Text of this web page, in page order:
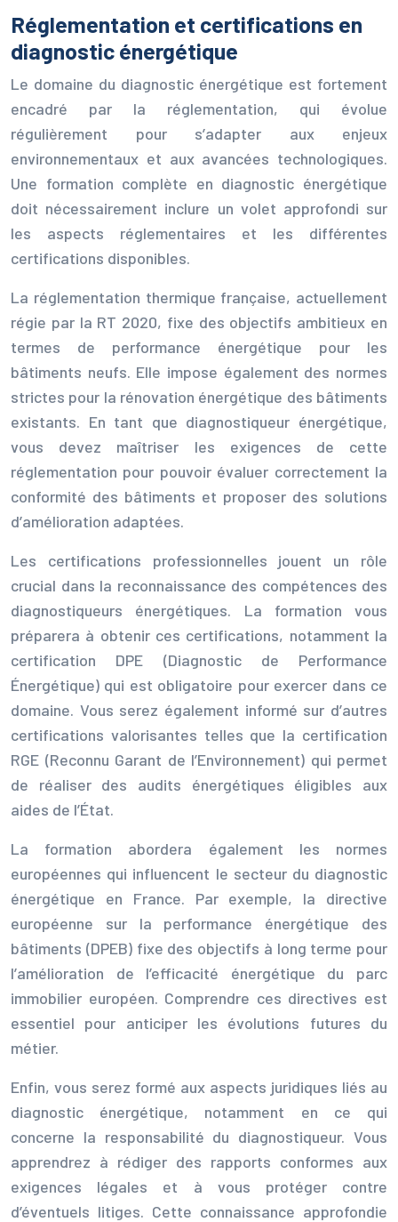
Réglementation et certifications en
diagnostic énergétique
Le domaine du diagnostic énergétique est fortement
encadré par la réglementation, qui évolue
régulièrement pour s’adapter aux enjeux
environnementaux et aux avancées technologiques.
Une formation complète en diagnostic énergétique
doit nécessairement inclure un volet approfondi sur
les aspects réglementaires et les différentes
certifications disponibles.
La réglementation thermique française, actuellement
régie par la RT 2020, fixe des objectifs ambitieux en
termes de performance énergétique pour les
bâtiments neufs. Elle impose également des normes
strictes pour la rénovation énergétique des bâtiments
existants. En tant que diagnostiqueur énergétique,
vous devez maîtriser les exigences de cette
réglementation pour pouvoir évaluer correctement la
conformité des bâtiments et proposer des solutions
d’amélioration adaptées.
Les certifications professionnelles jouent un rôle
crucial dans la reconnaissance des compétences des
diagnostiqueurs énergétiques. La formation vous
préparera à obtenir ces certifications, notamment la
certification DPE (Diagnostic de Performance
Énergétique) qui est obligatoire pour exercer dans ce
domaine. Vous serez également informé sur d’autres
certifications valorisantes telles que la certification
RGE (Reconnu Garant de l’Environnement) qui permet
de réaliser des audits énergétiques éligibles aux
aides de l’État.
La formation abordera également les normes
européennes qui influencent le secteur du diagnostic
énergétique en France. Par exemple, la directive
européenne sur la performance énergétique des
bâtiments (DPEB) fixe des objectifs à long terme pour
l’amélioration de l’efficacité énergétique du parc
immobilier européen. Comprendre ces directives est
essentiel pour anticiper les évolutions futures du
métier.
Enfin, vous serez formé aux aspects juridiques liés au
diagnostic énergétique, notamment en ce qui
concerne la responsabilité du diagnostiqueur. Vous
apprendrez à rédiger des rapports conformes aux
exigences légales et à vous protéger contre
d’éventuels litiges. Cette connaissance approfondie